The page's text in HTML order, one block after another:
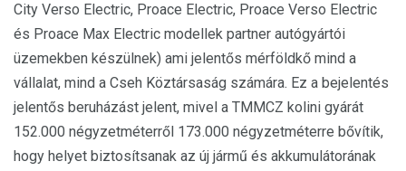
City Verso Electric, Proace Electric, Proace Verso Electric
és Proace Max Electric modellek partner autógyártói
üzemekben készülnek) ami jelentős mérföldkő mind a
vállalat, mind a Cseh Köztársaság számára. Ez a bejelentés
jelentős beruházást jelent, mivel a TMMCZ kolini gyárát
152.000 négyzetméterről 173.000 négyzetméterre bővítik,
hogy helyet biztosítsanak az új jármű és akkumulátorának